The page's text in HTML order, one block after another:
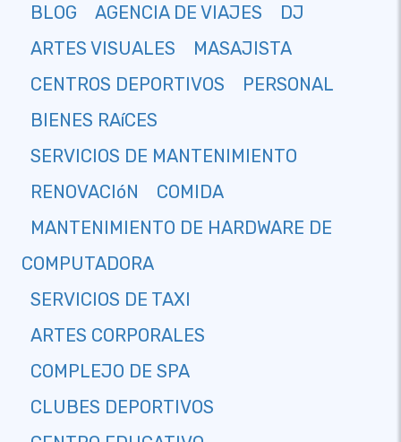
BLOG
AGENCIA DE VIAJES
DJ
ARTES VISUALES
MASAJISTA
CENTROS DEPORTIVOS
PERSONAL
BIENES RAíCES
SERVICIOS DE MANTENIMIENTO
RENOVACIóN
COMIDA
MANTENIMIENTO DE HARDWARE DE
COMPUTADORA
SERVICIOS DE TAXI
ARTES CORPORALES
COMPLEJO DE SPA
CLUBES DEPORTIVOS